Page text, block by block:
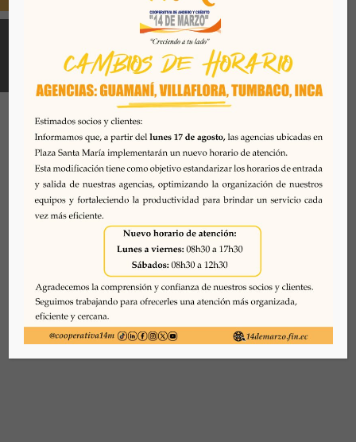
Todos los derechos reservados. Se prohibe el uso o
reproducción del mismo sin autorización. COAC 14 DE
MARZO, 2026. Quito - Ecuador
Desarrollado por